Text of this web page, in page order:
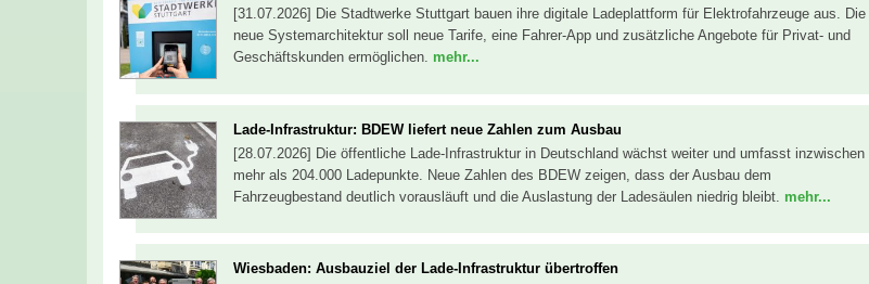
[31.07.2026] Die Stadtwerke Stuttgart bauen ihre digitale Ladeplattform für Elektrofahrzeuge aus. Die
neue Systemarchitektur soll neue Tarife, eine Fahrer-App und zusätzliche Angebote für Privat- und
Geschäftskunden ermöglichen. mehr...
Lade-Infrastruktur: BDEW liefert neue Zahlen zum Ausbau
[28.07.2026] Die öffentliche Lade-Infrastruktur in Deutschland wächst weiter und umfasst inzwischen
mehr als 204.000 Ladepunkte. Neue Zahlen des BDEW zeigen, dass der Ausbau dem
Fahrzeugbestand deutlich vorausläuft und die Auslastung der Ladesäulen niedrig bleibt. mehr...
Wiesbaden: Ausbauziel der Lade-Infrastruktur übertroffen